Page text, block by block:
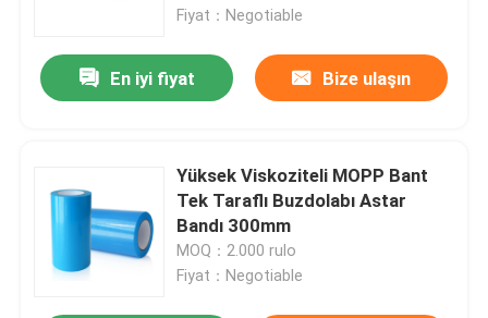
Fiyat：Negotiable
En iyi fiyat Bize ulaşın
Yüksek Viskoziteli MOPP Bant
Tek Taraflı Buzdolabı Astar
Bandı 300mm
MOQ：2.000 rulo
Fiyat：Negotiable